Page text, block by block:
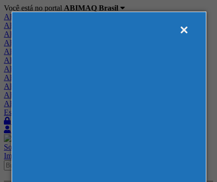
Você está no portal ABIMAQ Brasil
ABIMAQ Brasil
ABIMAQ Minas Gerais
ABIMAQ Norte-Nordeste
ABIMAQ Paraná
ABIMAQ Piracicaba
ABIMAQ Ribeirão Preto
ABIMAQ Rio de Janeiro
ABIMAQ Rio Grande do Sul
ABIMAQ Santa Catarina
ABIMAQ São Paulo
ABIMAQ Vale do Paraíba
Escritório de Relações Governamentais
Sobre
Imprensa